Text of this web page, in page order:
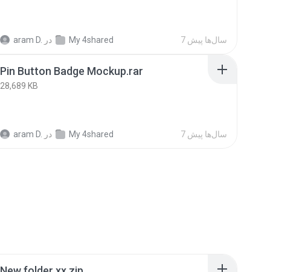
aram D. در My 4shared 7 سال‌ها پیش
Pin Button Badge Mockup.rar
28,689 KB
aram D. در My 4shared 7 سال‌ها پیش